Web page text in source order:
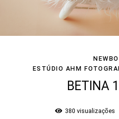
ESTÚDIO AHM
BETINA
380 visualizações